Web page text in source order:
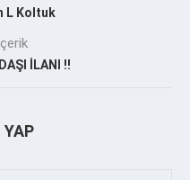
L Koltuk
İLANI ‼️
YAP